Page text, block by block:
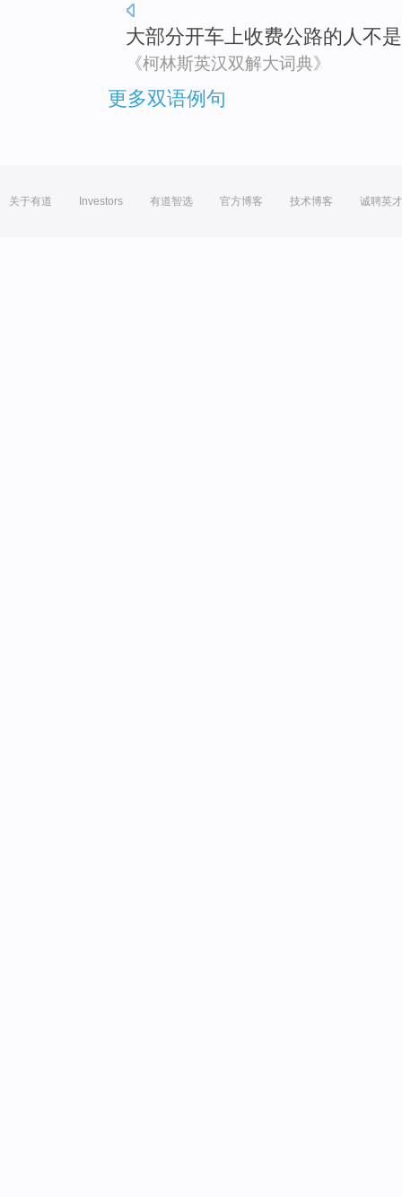
大部分开车上收费公路的 人不是
《柯林斯英汉双解大词典》
更多双语例句
关于有道 Investors 有道智选 官方博客 技术博客 诚聘英才